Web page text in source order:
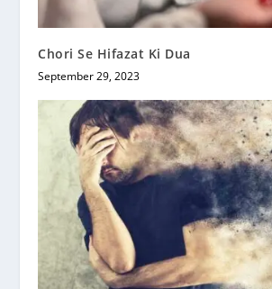
Chori Se Hifazat Ki Dua
September 29, 2023